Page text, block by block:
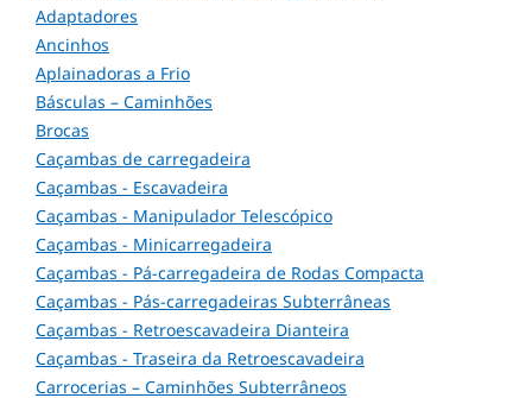
Adaptadores
Ancinhos
Aplainadoras a Frio
Básculas – Caminhões
Brocas
Caçambas de carregadeira
Caçambas - Escavadeira
Caçambas - Manipulador Telescópico
Caçambas - Minicarregadeira
Caçambas - Pá-carregadeira de Rodas Compacta
Caçambas - Pás-carregadeiras Subterrâneas
Caçambas - Retroescavadeira Dianteira
Caçambas - Traseira da Retroescavadeira
Carrocerias – Caminhões Subterrâneos